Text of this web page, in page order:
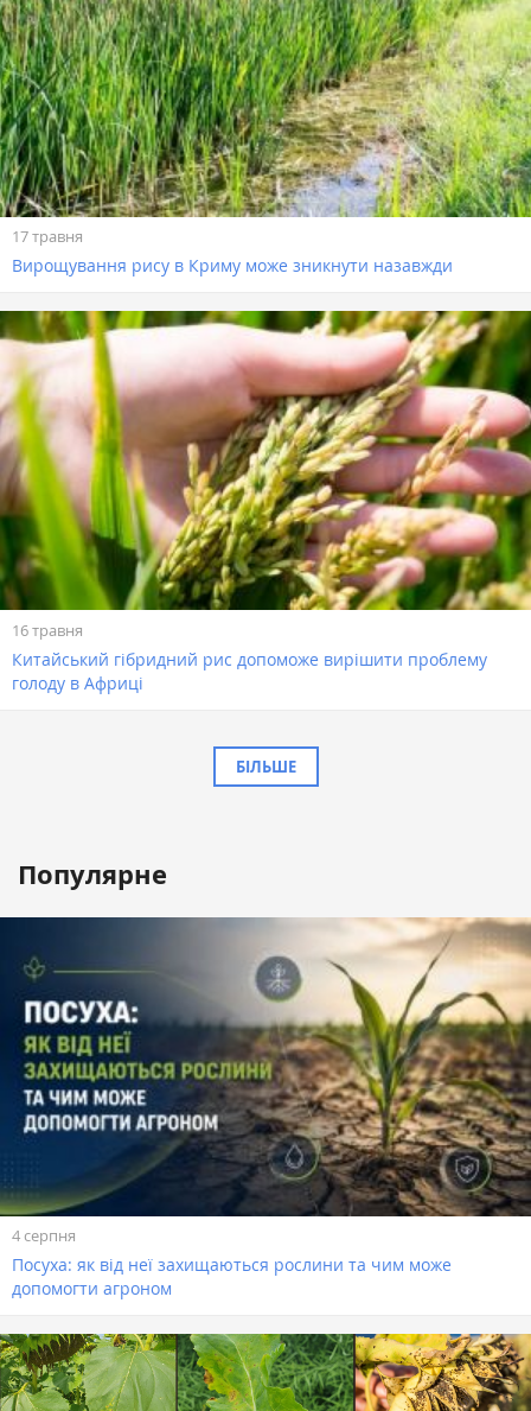
17 травня
Вирощування рису в Криму може зникнути назавжди
16 травня
Китайський гібридний рис допоможе вирішити проблему
голоду в Африці
БІЛЬШЕ
Популярне
4 серпня
Посуха: як від неї захищаються рослини та чим може
допомогти агроном